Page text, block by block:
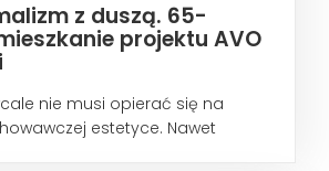
z duszą. 65-
projektu AVO
nie musi opierać się na
estetyce. Nawet